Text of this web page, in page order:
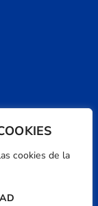
cookies de la
Peral i
46980,